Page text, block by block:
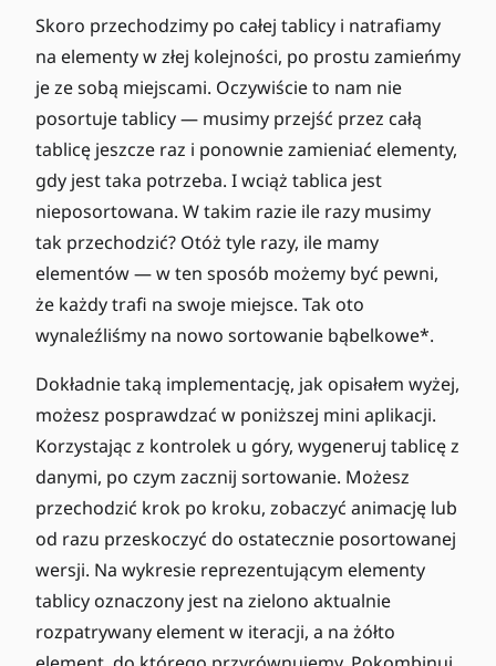
Skoro przechodzimy po całej tablicy i natrafiamy
na elementy w złej kolejności, po prostu zamieńmy
je ze sobą miejscami. Oczywiście to nam nie
posortuje tablicy — musimy przejść przez całą
tablicę jeszcze raz i ponownie zamieniać elementy,
gdy jest taka potrzeba. I wciąż tablica jest
nieposortowana. W takim razie ile razy musimy
tak przechodzić? Otóż tyle razy, ile mamy
elementów — w ten sposób możemy być pewni,
że każdy trafi na swoje miejsce. Tak oto
wynaleźliśmy na nowo sortowanie bąbelkowe*.
Dokładnie taką implementację, jak opisałem wyżej,
możesz posprawdzać w poniższej mini aplikacji.
Korzystając z kontrolek u góry, wygeneruj tablicę z
danymi, po czym zacznij sortowanie. Możesz
przechodzić krok po kroku, zobaczyć animację lub
od razu przeskoczyć do ostatecznie posortowanej
wersji. Na wykresie reprezentującym elementy
tablicy oznaczony jest na zielono aktualnie
rozpatrywany element w iteracji, a na żółto